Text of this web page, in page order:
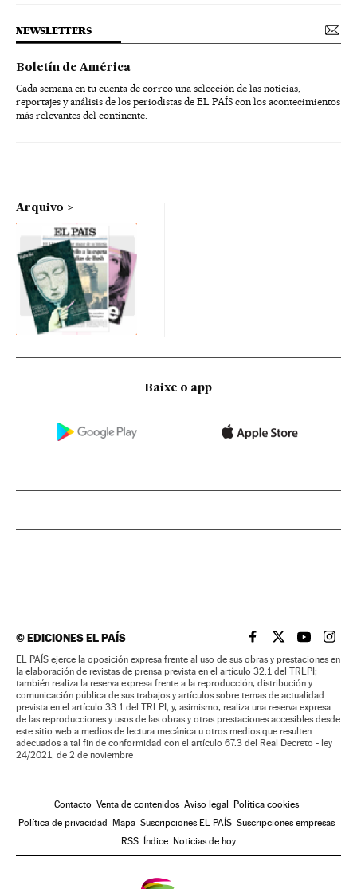
NEWSLETTERS
Boletín de América
Cada semana en tu cuenta de correo una selección de las noticias,
reportajes y análisis de los periodistas de EL PAÍS con los acontecimientos
más relevantes del continente.
Arquivo
Baixe o app
©EDICIONES EL PAÍS EL PAÍS BRASIL EN
EL PAÍSEL PAÍS
EL
EL PAÍS ejerce la oposición expresa frente al uso de sus obras y prestaciones en
la elaboración de revistas de prensa prevista en el artículo 32.1 del TRLPI;
también realiza la reserva expresa frente a la reproducción, distribución y
comunicación pública de sus trabajos y artículos sobre temas de actualidad
prevista en el artículo 33.1 del TRLPI; y, asimismo, realiza una reserva expresa
de las reproducciones y usos de las obras y otras prestaciones accesibles desde
este sitio web a medios de lectura mecánica u otros medios que resulten
adecuados a tal fin de conformidad con el artículo 67.3 del Real Decreto - ley
24/2021, de 2 de noviembre
Contacto Venta de contenidos Aviso legal
Política cookies
Política de privacidad
Mapa Suscripciones EL PAÍS Suscripciones empresas
RSS
Índice Noticias de hoy